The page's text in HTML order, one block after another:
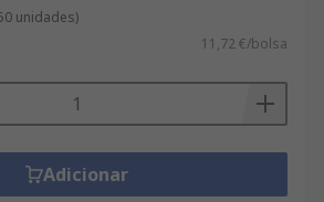
unidades)
11,72 €/bolsa
Adicionar